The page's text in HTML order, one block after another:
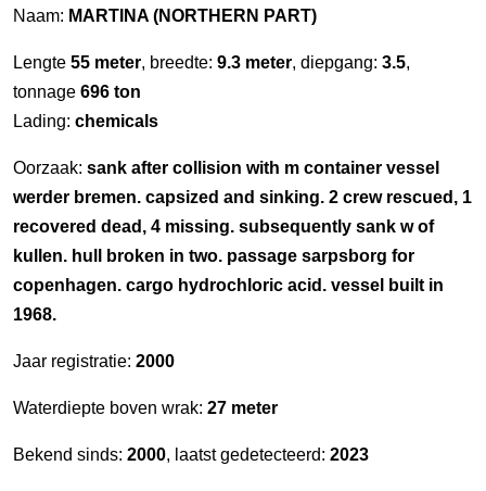
Naam: MARTINA (NORTHERN PART)
Lengte 55 meter, breedte: 9.3 meter, diepgang: 3.5,
tonnage 696 ton
Lading: chemicals
Oorzaak: sank after collision with m container vessel
werder bremen. capsized and sinking. 2 crew rescued, 1
recovered dead, 4 missing. subsequently sank w of
kullen. hull broken in two. passage sarpsborg for
copenhagen. cargo hydrochloric acid. vessel built in
1968.
Jaar registratie: 2000
Waterdiepte boven wrak: 27 meter
Bekend sinds: 2000, laatst gedetecteerd: 2023